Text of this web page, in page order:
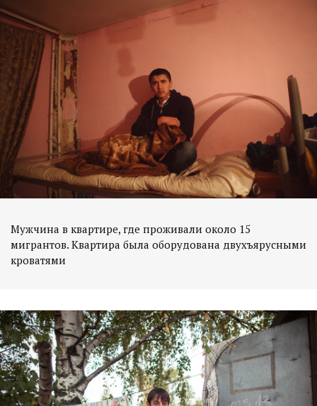
Мужчина в квартире, где проживали около 15
мигрантов. Квартира была оборудована двухъярусными
кроватями